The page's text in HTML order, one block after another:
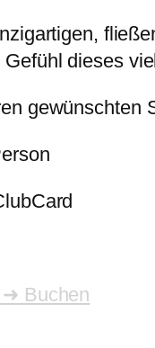
dieses
gewünschten
➜ Buchen